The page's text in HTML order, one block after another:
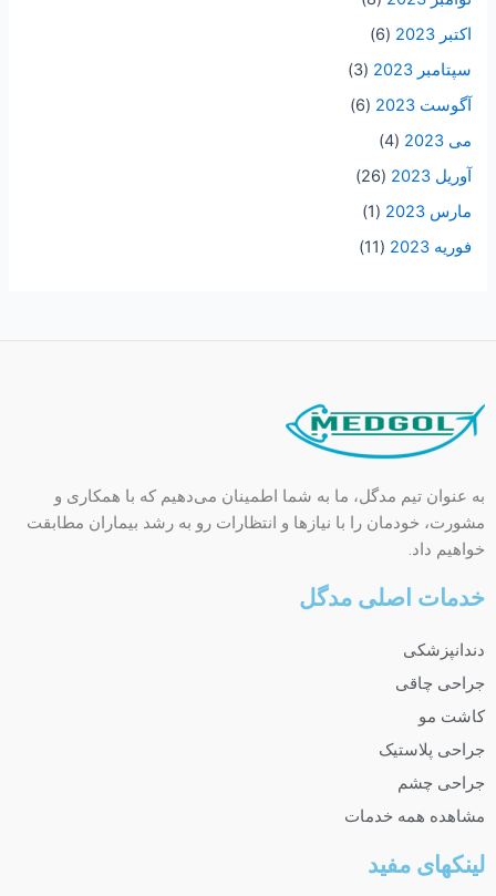
اکتبر 2023
(6)
سپتامبر 2023
(3)
آگوست 2023
(6)
می 2023
(4)
آوریل 2023
(26)
مارس 2023
(1)
فوریه 2023
(11)
به عنوان تیم مدگل، ما به شما اطمینان می‌دهیم که با همکاری و
مشورت، خودمان را با نیازها و انتظارات رو به رشد بیماران مطابقت
خواهیم داد.
خدمات اصلی مدگل
دندانپزشکی
جراحی چاقی
کاشت مو
جراحی پلاستیک
جراحی چشم
مشاهده همه خدمات
لینکهای مفید